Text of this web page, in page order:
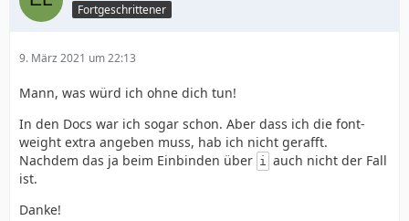
Fortgeschrittener
9. März 2021 um 22:13
Mann, was würd ich ohne dich tun!
In den Docs war ich sogar schon. Aber dass ich die font-
weight extra angeben muss, hab ich nicht gerafft.
Nachdem das ja beim Einbinden über i auch nicht der Fall
ist.
Danke!